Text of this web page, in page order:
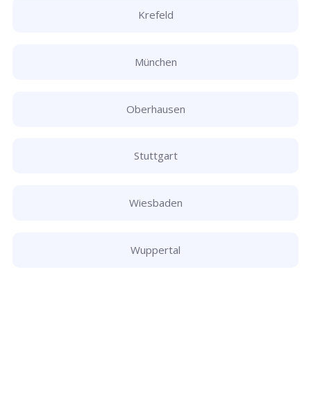
Krefeld
München
Oberhausen
Stuttgart
Wiesbaden
Wuppertal